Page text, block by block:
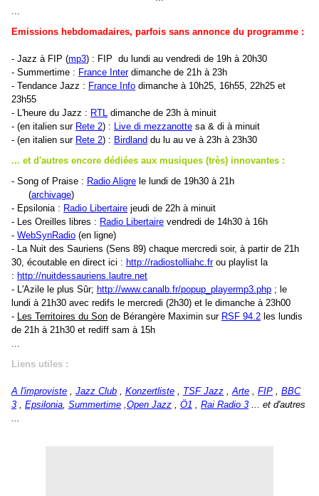
...
Emissions hebdomadaires, parfois sans annonce du programme :
- Jazz à FIP (mp3) : FIP du lundi au vendredi de 19h à 20h30
- Summertime : France Inter dimanche de 21h à 23h
- Tendance Jazz : France Info dimanche à 10h25, 16h55, 22h25 et
23h55
- L'heure du Jazz : RTL dimanche de 23h à minuit
- (en italien sur Rete 2) : Live di mezzanotte sa & di à minuit
- (en italien sur Rete 2) : Birdland du lu au ve à 23h à 23h30
... et d'autres encore dédiées aux musiques (très) innovantes :
- Song of Praise : Radio Aligre le lundi de 19h30 à 21h
(archivage)
- Epsilonia : Radio Libertaire jeudi de 22h à minuit
- Les Oreilles libres : Radio Libertaire vendredi de 14h30 à 16h
- WebSynRadio (en ligne)
- La Nuit des Sauriens (Sens 89) chaque mercredi soir, à partir de 21h
30, écoutable en direct ici : http://radiostolliahc.fr ou playlist la
: http://nuitdessauriens.lautre.net
- L'Azile le plus Sûr; http://www.canalb.fr/popup_playermp3.php ; le
lundi à 21h30 avec redifs le mercredi (2h30) et le dimanche à 23h00
- Les Territoires du Son de Bérangère Maximin sur RSF 94.2 les lundis
de 21h à 21h30 et rediff sam à 15h
...
Liens utiles :
A l'improviste , Jazz Club , Konzertliste , TSF Jazz , Arte , FIP , BBC
3 , Epsilonia, Summertime ,Open Jazz , Ö1 , Rai Radio 3 ... et d'autres
...